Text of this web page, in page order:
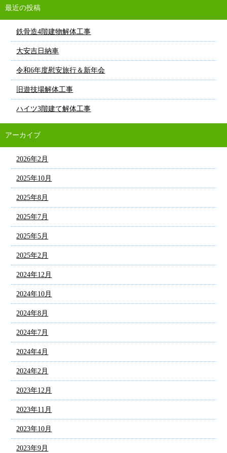
最近の投稿
鉄骨造4階建物解体工事
大安吉日納車
令和6年度慰安旅行＆新年会
旧遊技場解体工事
ハイツ3階建て解体工事
アーカイブ
2026年2月
2025年10月
2025年8月
2025年7月
2025年5月
2025年2月
2024年12月
2024年10月
2024年8月
2024年7月
2024年4月
2024年2月
2023年12月
2023年11月
2023年10月
2023年9月